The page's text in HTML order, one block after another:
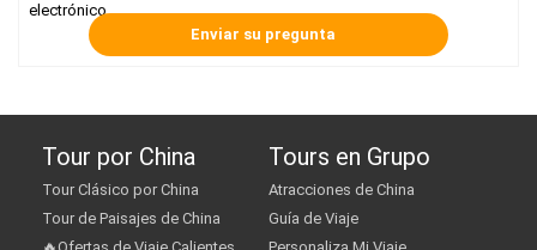
electrónico
Tour por China
Tour Clásico por China
Tour de Paisajes de China
Tours en Grupo
Atracciones de China
Guía de Viaje